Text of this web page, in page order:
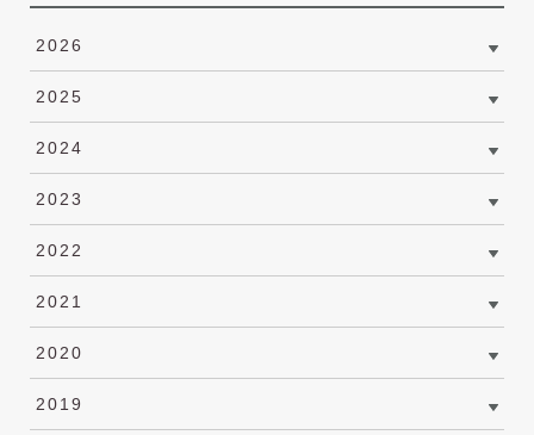
2026
2025
2024
2023
2022
2021
2020
2019